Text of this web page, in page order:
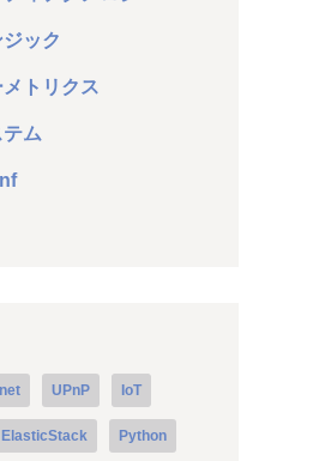
ック
トリクス
ム
UPnP IoT
ElasticStack Python